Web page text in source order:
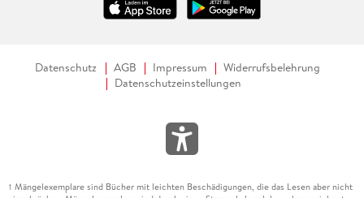
Datenschutz AGB Impressum
Widerrufsbelehrung
Datenschutzeinstellungen
1 Mängelexemplare sind Bücher mit leichten Beschädigungen, die das Lesen aber nicht